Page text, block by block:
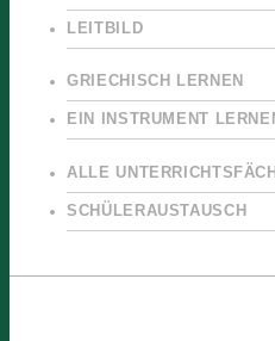
LEITBILD
GRIECHISCH LERNEN
EIN INSTRUMENT
ALLE
SCHÜLERAUSTAUSCH